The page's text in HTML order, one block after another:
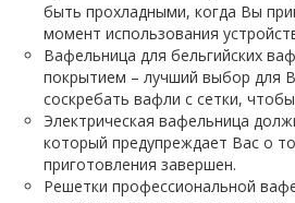
быть прохладными, когда Вы
момент использования
Вафельница для бельгийских
покрытием – лучший выбор для
соскребать вафли с сетки,
Электрическая вафельница
который предупреждает Вас о
приготовления завершен.
Решетки профессиональной